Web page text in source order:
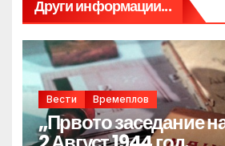
Други информации...
Вести Времеплов
„Првото заседание